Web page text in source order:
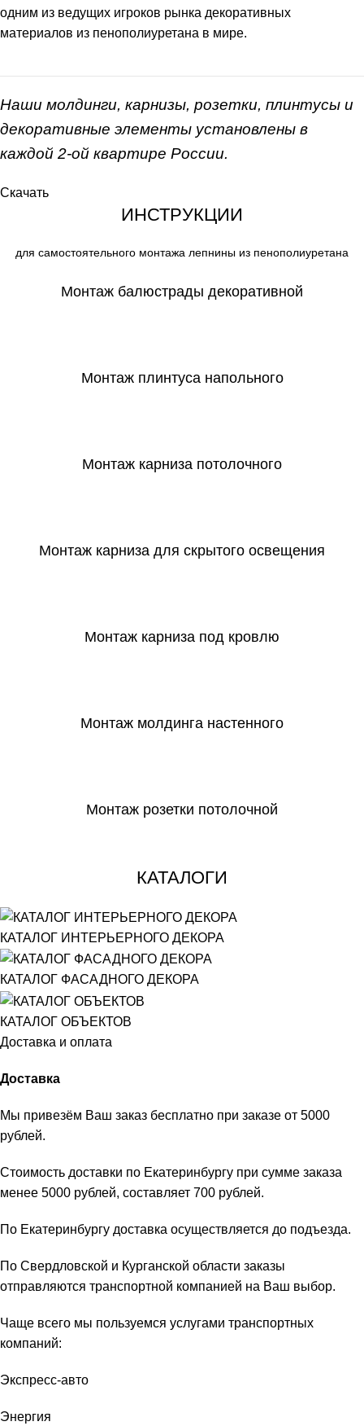
одним из ведущих игроков рынка декоративных
материалов из пенополиуретана в мире.
Наши молдинги, карнизы, розетки, плинтусы и
декоративные элементы установлены в
каждой 2-ой квартире России.
Скачать
ИНСТРУКЦИИ
для самостоятельного монтажа лепнины из пенополиуретана
Монтаж балюстрады декоративной
Монтаж плинтуса напольного
Монтаж карниза потолочного
Монтаж карниза для скрытого освещения
Монтаж карниза под кровлю
Монтаж молдинга настенного
Монтаж розетки потолочной
КАТАЛОГИ
КАТАЛОГ ИНТЕРЬЕРНОГО ДЕКОРА
КАТАЛОГ ФАСАДНОГО ДЕКОРА
КАТАЛОГ ОБЪЕКТОВ
Доставка и оплата
Доставка
Мы привезём Ваш заказ бесплатно при заказе от 5000
рублей.
Стоимость доставки по Екатеринбургу при сумме заказа
менее 5000 рублей, составляет 700 рублей.
По Екатеринбургу доставка осуществляется до подъезда.
По Свердловской и Курганской области заказы
отправляются транспортной компанией на Ваш выбор.
Чаще всего мы пользуемся услугами транспортных
компаний:
Экспресс-авто
Энергия